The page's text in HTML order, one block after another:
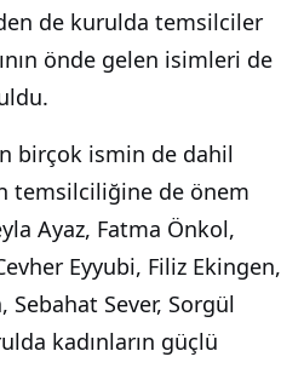
de kurulda temsilciler
önde gelen isimleri de
birçok ismin de dahil
temsilciliğine de önem
Ayaz, Fatma Önkol,
Eyyubi, Filiz Ekingen,
Sebahat Sever, Sorgül
kadınların güçlü